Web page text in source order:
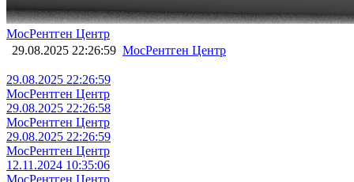
МосРентген Центр
29.08.2025 22:26:59 МосРентген Центр
29.08.2025 22:26:59
МосРентген Центр
29.08.2025 22:26:58
МосРентген Центр
29.08.2025 22:26:59
МосРентген Центр
12.11.2024 10:35:06
МосРентген Центр